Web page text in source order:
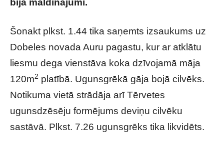
bija maldinājumi.
Šonakt plkst. 1.44 tika saņemts izsaukums uz
Dobeles novada Auru pagastu, kur ar atklātu
liesmu dega vienstāva koka dzīvojamā māja
120m2 platībā. Ugunsgrēkā gāja bojā cilvēks.
Notikuma vietā strādāja arī Tērvetes
ugunsdzēsēju formējums deviņu cilvēku
sastāvā. Plkst. 7.26 ugunsgrēks tika likvidēts.